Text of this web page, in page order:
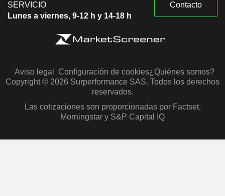
SERVICIO
Lunes a viernes, 9-12 h y 14-18 h
Contacto
Aviso legal Configuración de cookies¿Quiénes somos?
Copyright © 2026 Surperformance SAS. Todos los derechos
reservados.
Las cotizaciones son proporcionadas por Factset,
Morningstar y S&P Capital IQ